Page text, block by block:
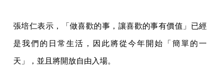
張培仁表示，「做喜歡的事，讓喜歡的事有價值」已經
是我們的日常生活，因此將從今年開始「簡單的一
天」，並且將開放自由入場。